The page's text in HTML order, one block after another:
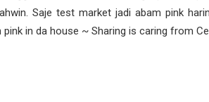
Saje test market jadi abam pink
pink in da house ~ Sharing is caring from